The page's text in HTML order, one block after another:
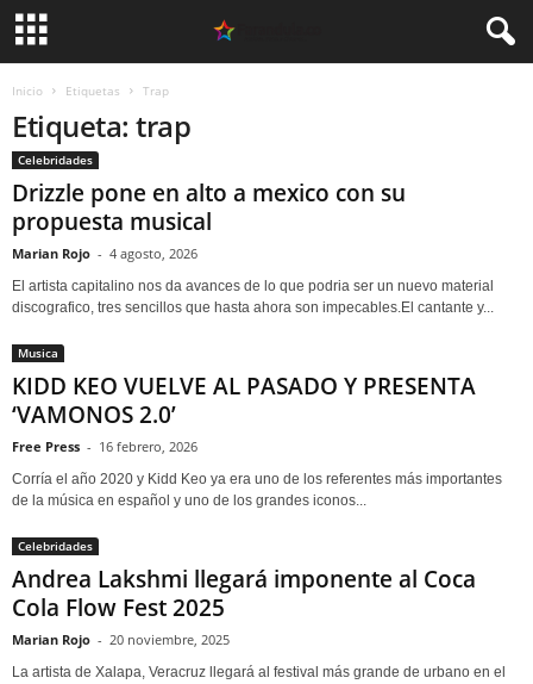
Inicio Etiquetas Trap
Etiqueta: trap
Celebridades
Drizzle pone en alto a mexico con su
propuesta musical
Marian Rojo - 4 agosto, 2026
El artista capitalino nos da avances de lo que podria ser un nuevo material
discografico, tres sencillos que hasta ahora son impecables.El cantante y...
Musica
KIDD KEO VUELVE AL PASADO Y PRESENTA
‘VAMONOS 2.0’
Free Press - 16 febrero, 2026
Corría el año 2020 y Kidd Keo ya era uno de los referentes más importantes
de la música en español y uno de los grandes iconos...
Celebridades
Andrea Lakshmi llegará imponente al Coca
Cola Flow Fest 2025
Marian Rojo - 20 noviembre, 2025
La artista de Xalapa, Veracruz llegará al festival más grande de urbano en el